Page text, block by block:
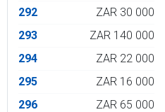
292
ZAR 30 000
293
ZAR 140 000
294
ZAR 22 000
295
ZAR 16 000
296
ZAR 65 000